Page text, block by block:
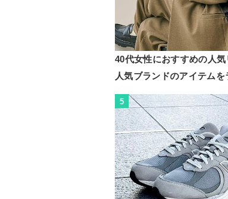
40代女性におすすめの人気
人気ブランドのアイテム
5